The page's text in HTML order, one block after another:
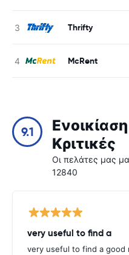
Thrifty
McRent
9.1
Κριτικές
Οι πελάτες μας
12840
very useful to find a
very useful to find a good